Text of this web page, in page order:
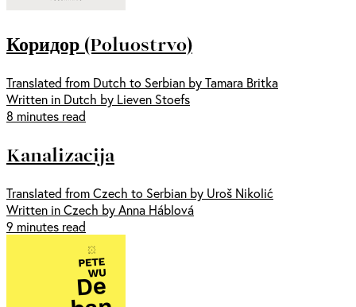
Коридор (Poluostrvo)
Translated from Dutch to Serbian by Tamara Britka
Written in Dutch by Lieven Stoefs
8 minutes read
Kanalizacija
Translated from Czech to Serbian by Uroš Nikolić
Written in Czech by Anna Háblová
9 minutes read